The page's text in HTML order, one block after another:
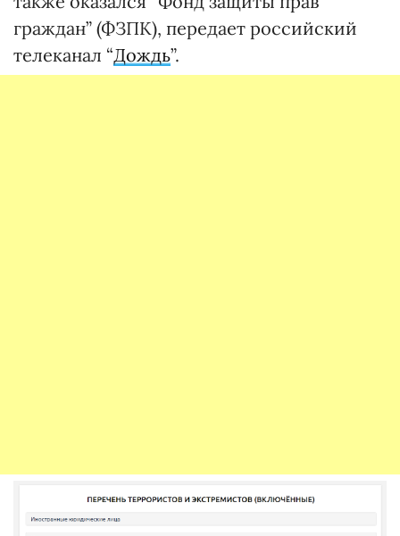
граждан” (ФЗПК), передает российский
телеканал “Дождь”.